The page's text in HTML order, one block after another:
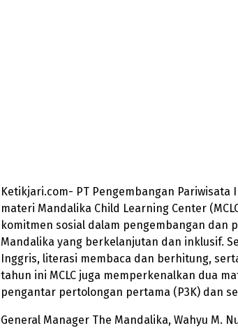
Ketikjari.com- PT Pengembangan Pariwisata
materi Mandalika Child Learning Center
komitmen sosial dalam pengembangan dan
Mandalika yang berkelanjutan dan inklusif.
Inggris, literasi membaca dan berhitung,
tahun ini MCLC juga memperkenalkan dua
pengantar pertolongan pertama (P3K) dan
General Manager The Mandalika, Wahyu M.